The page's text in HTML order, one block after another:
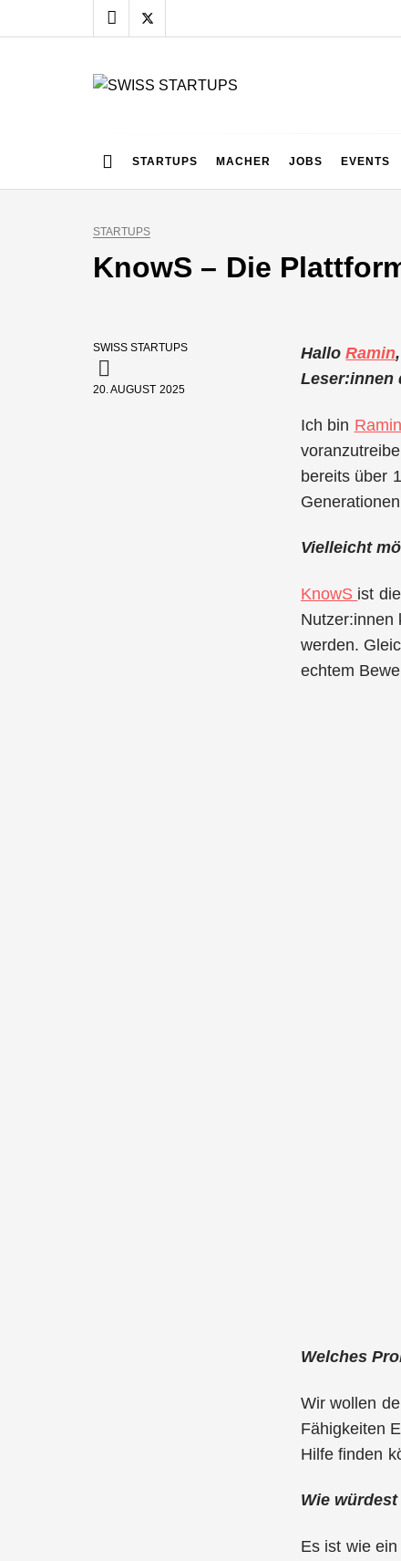
to
STARTUPS MACHER JOBS EVENTS
STARTUPS
KnowS – Die
SWISS STARTUPS
20. AUGUST 2025
HalloRamin
Leser:innen
Ich bin
bereits über
Vielleicht
KnowS ist
Nutzer:innen
werden.
echtem
Welches
Wir wollen
Fähigkeiten
Hilfe finden
Wie
Es ist wie